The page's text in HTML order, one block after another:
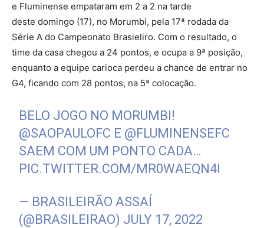
e Fluminense empataram em 2 a 2 na tarde
deste domingo (17), no Morumbi, pela 17ª rodada da
Série A do Campeonato Brasieliro. Com o resultado, o
time da casa chegou a 24 pontos, e ocupa a 9ª posição,
enquanto a equipe carioca perdeu a chance de entrar no
G4, ficando com 28 pontos, na 5ª colocação.
BELO JOGO NO MORUMBI!
@SAOPAULOFC E @FLUMINENSEFC
SAEM COM UM PONTO CADA…
PIC.TWITTER.COM/MR0WAEQN4I
— BRASILEIRÃO ASSAÍ
(@BRASILEIRAO) JULY 17, 2022